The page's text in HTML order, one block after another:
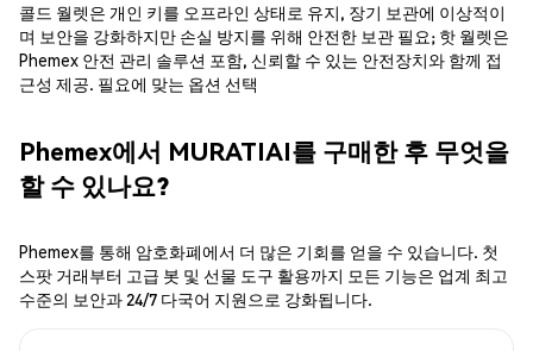
콜드 월렛은 개인 키를 오프라인 상태로 유지, 장기 보관에 이상적이
며 보안을 강화하지만 손실 방지를 위해 안전한 보관 필요; 핫 월렛은
Phemex 안전 관리 솔루션 포함, 신뢰할 수 있는 안전장치와 함께 접
근성 제공. 필요에 맞는 옵션 선택
Phemex에서 MURATIAI를 구매한 후 무엇을
할 수 있나요?
Phemex를 통해 암호화폐에서 더 많은 기회를 얻을 수 있습니다. 첫
스팟 거래부터 고급 봇 및 선물 도구 활용까지 모든 기능은 업계 최고
수준의 보안과 24/7 다국어 지원으로 강화됩니다.